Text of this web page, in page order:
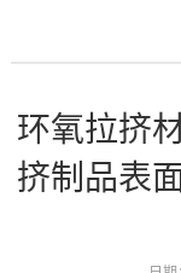
环氧拉挤
挤制品表